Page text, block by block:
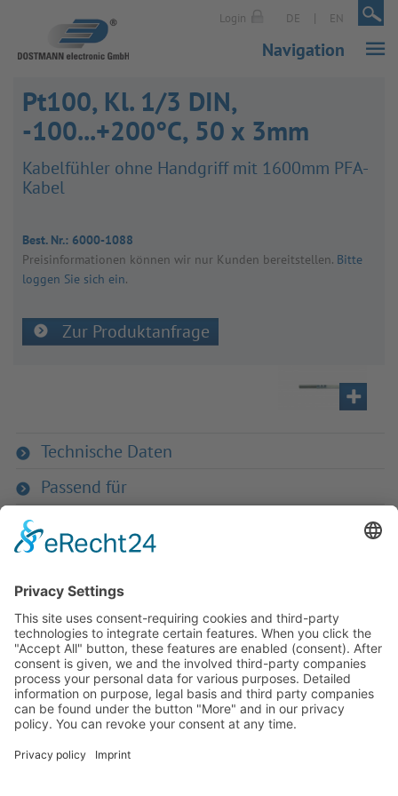
Login DE | EN |
Navigation
Pt100, Kl. 1/3 DIN,
-100...+200°C, 50 x 3mm
Kabel­füh­ler ohne Hand­griff mit 1600mm PFA-
Kabel
Best. Nr.: 6000-1088
Preis­in­for­ma­tio­nen kön­nen wir nur Kun­den bereit­stel­len. Bitte
loggen Sie sich ein.
Zur Produktanfrage
Technische Daten
Passend für
Zurück zum Produkt
Haben Sie Fra­gen an uns?
Dann neh­men Sie doch ein­fach Kon­
takt mit uns auf – Wir bera­ten Sie
gerne ganz indi­vi­du­ell!